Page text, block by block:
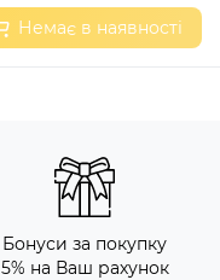
Немає в наявності
Бонуси за покупку
5% на Ваш рахунок